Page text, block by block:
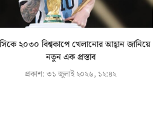
২০৩০ বিশ্বকাপে খেলানোর আহ্বান জানিয়ে
নতুন এক প্রস্তাব
প্রকাশ:৩১ জুলাই ২০২৬, ১২:৪২